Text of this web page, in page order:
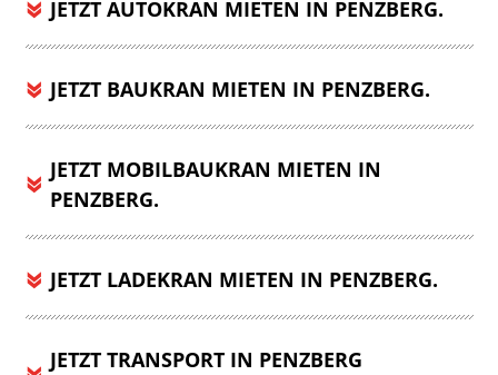
JETZT AUTOKRAN MIETEN IN PENZBERG.
JETZT BAUKRAN MIETEN IN PENZBERG.
JETZT MOBILBAUKRAN MIETEN IN
PENZBERG.
JETZT LADEKRAN MIETEN IN PENZBERG.
JETZT TRANSPORT IN PENZBERG